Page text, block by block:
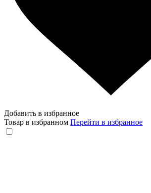
Добавить в избранное
Товар в избранном Перейти в избранное